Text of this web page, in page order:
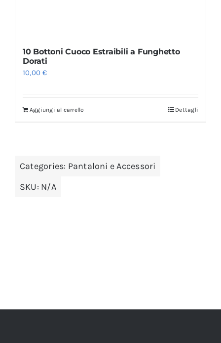
10 Bottoni Cuoco Estraibili a Funghetto
Dorati
10,00€
Aggiungi al carrello Dettagli
Categories: Pantaloni e Accessori
SKU: N/A